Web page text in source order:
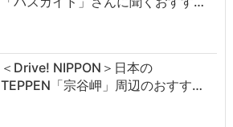
＜Drive! NIPPON＞日本の
TEPPEN「宗谷岬」周辺のおすす…